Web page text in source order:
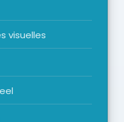
visuelles